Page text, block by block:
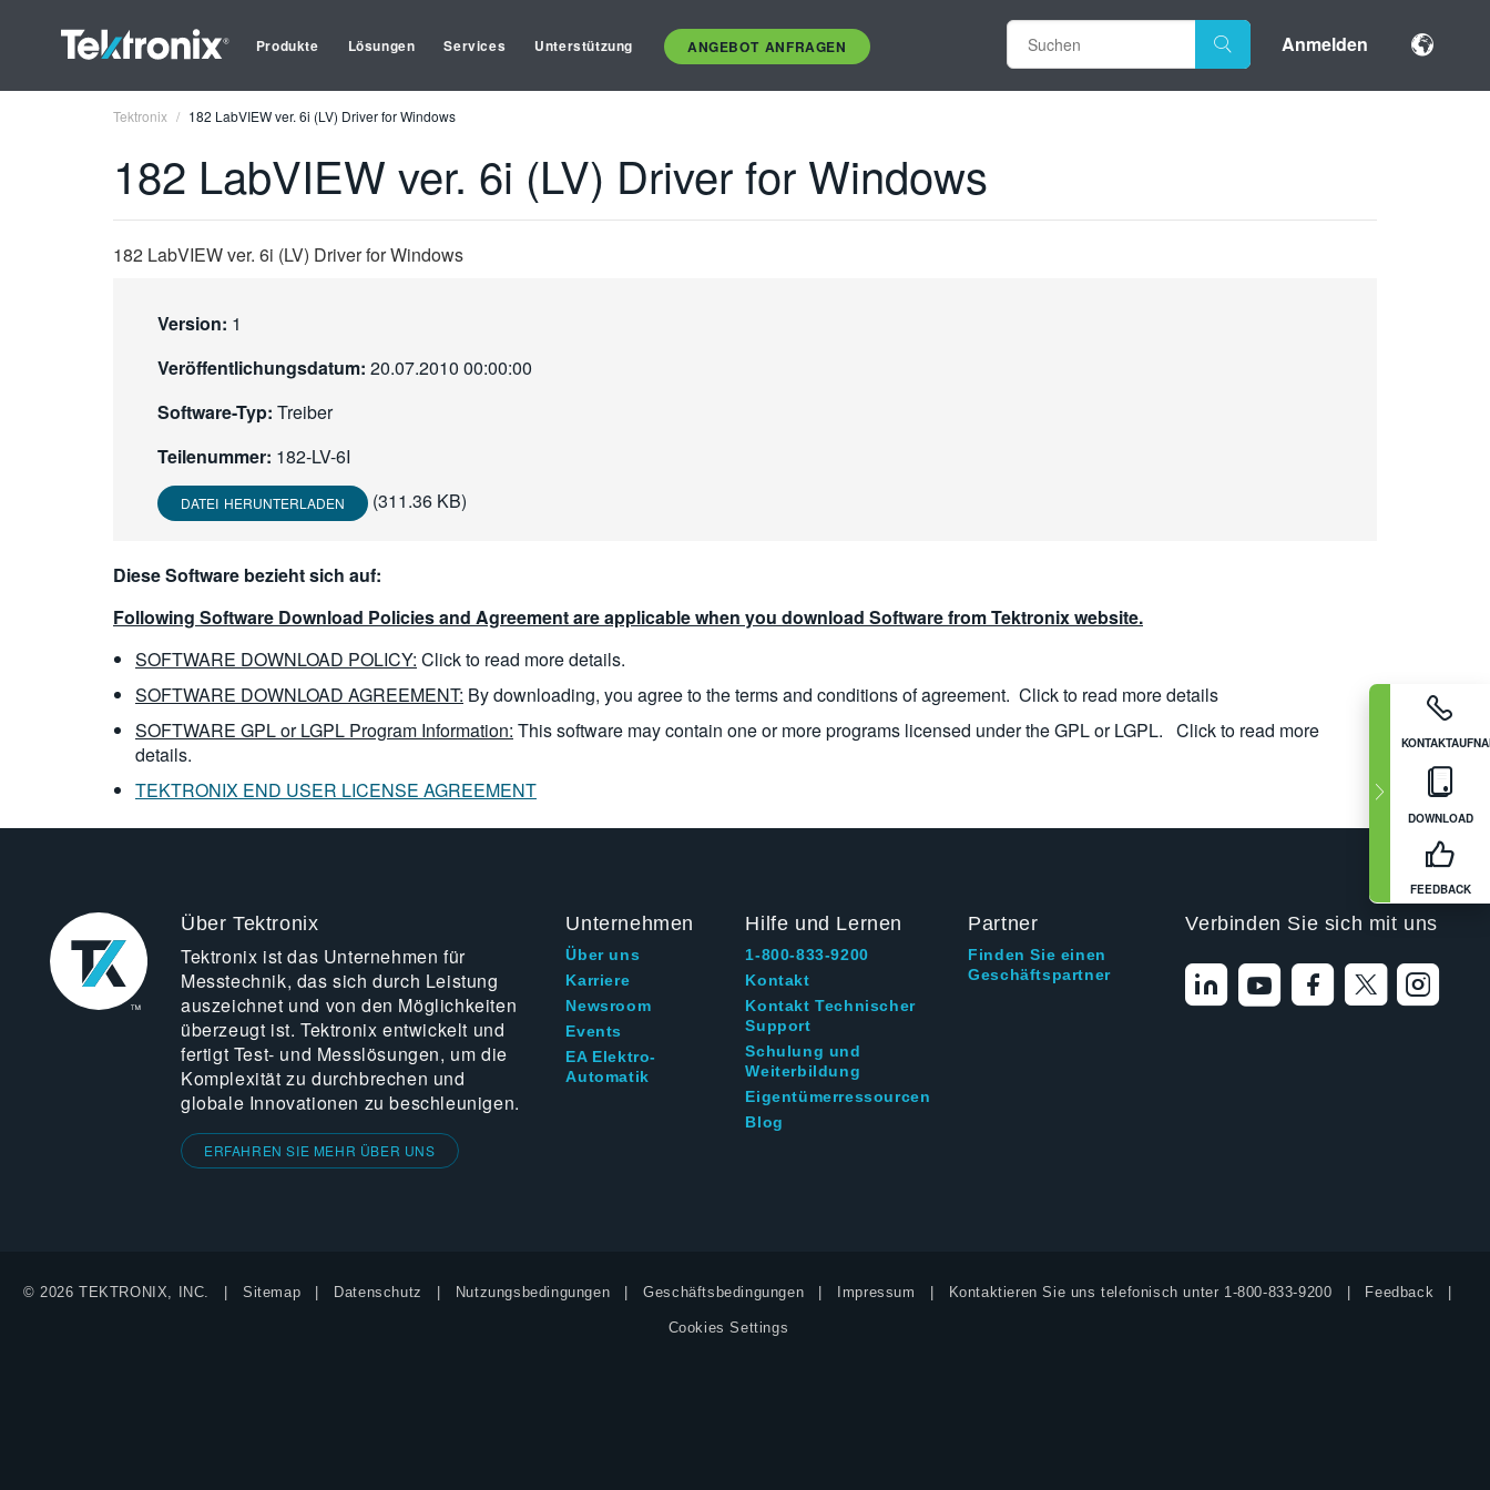
Produkte Lösungen Services Unterstützung ANGEBOT ANFRAGEN Anmelden
DOWNLOAD
FEEDBACK
Tektronix 182 LabVIEW ver. 6i (LV) Driver for Windows
182 LabVIEW ver. 6i (LV) Driver for Windows
182 LabVIEW ver. 6i (LV) Driver for Windows
Version: 1
Veröffentlichungsdatum: 20.07.2010 00:00:00
Software-Typ: Treiber
Teilenummer: 182-LV-6I
DATEI HERUNTERLADEN (311.36 KB)
Diese Software bezieht sich auf:
Following Software Download Policies and Agreement are applicable when you download Software from Tektronix website.
SOFTWARE DOWNLOAD POLICY: Click to read more details.
SOFTWARE DOWNLOAD AGREEMENT: By downloading, you agree to the terms and conditions of agreement. Click to read more details
SOFTWARE GPL or LGPL Program Information: This software may contain one or more programs licensed under the GPL or LGPL. Click to read more
details.
TEKTRONIX END USER LICENSE AGREEMENT
Über Tektronix
Tektronix ist das Unternehmen für
Messtechnik, das sich durch Leistung
auszeichnet und von den Möglichkeiten
überzeugt ist. Tektronix entwickelt und
fertigt Test- und Messlösungen, um die
Komplexität zu durchbrechen und
globale Innovationen zu beschleunigen.
ERFAHREN SIE MEHR ÜBER UNS
Unternehmen
Über uns
Karriere
Newsroom
Events
EA Elektro-
Automatik
Hilfe und Lernen
1-800-833-9200
Kontakt
Kontakt Technischer
Support
Schulung und
Weiterbildung
Eigentümerressourcen
Blog
Partner
Finden Sie einen
Geschäftspartner
Verbinden Sie sich mit uns
© 2026 TEKTRONIX, INC. Sitemap Datenschutz Nutzungsbedingungen Geschäftsbedingungen Impressum Kontaktieren Sie uns telefonisch unter 1-800-833-9200 Feedback
Cookies Settings